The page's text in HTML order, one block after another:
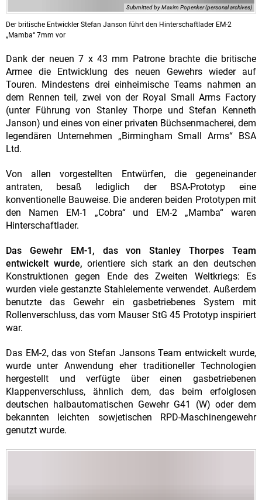
Submitted by Maxim Popenker (personal archives)
Der britische Entwickler Stefan Janson führt den Hinterschaftlader EM-2
„Mamba“ 7mm vor
Dank der neuen 7 x 43 mm Patrone brachte die britische
Armee die Entwicklung des neuen Gewehrs wieder auf
Touren. Mindestens drei einheimische Teams nahmen an
dem Rennen teil, zwei von der Royal Small Arms Factory
(unter Führung von Stanley Thorpe und Stefan Kenneth
Janson) und eines von einer privaten Büchsenmacherei, dem
legendären Unternehmen „Birmingham Small Arms“ BSA
Ltd.
Von allen vorgestellten Entwürfen, die gegeneinander
antraten, besaß lediglich der BSA-Prototyp eine
konventionelle Bauweise. Die anderen beiden Prototypen mit
den Namen EM-1 „Cobra“ und EM-2 „Mamba“ waren
Hinterschaftlader.
Das Gewehr EM-1, das von Stanley Thorpes Team
entwickelt wurde, orientiere sich stark an den deutschen
Konstruktionen gegen Ende des Zweiten Weltkriegs: Es
wurden viele gestanzte Stahlelemente verwendet. Außerdem
benutzte das Gewehr ein gasbetriebenes System mit
Rollenverschluss, das vom Mauser StG 45 Prototyp inspiriert
war.
Das EM-2, das von Stefan Jansons Team entwickelt wurde,
wurde unter Anwendung eher traditioneller Technologien
hergestellt und verfügte über einen gasbetriebenen
Klappenverschluss, ähnlich dem, das beim erfolglosen
deutschen halbautomatischen Gewehr G41 (W) oder dem
bekannten leichten sowjetischen RPD-Maschinengewehr
genutzt wurde.